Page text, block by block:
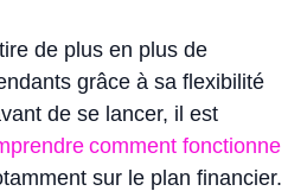
de plus en plus de
grâce à sa flexibilité
de se lancer, il est
comment fonctionne
sur le plan financier.